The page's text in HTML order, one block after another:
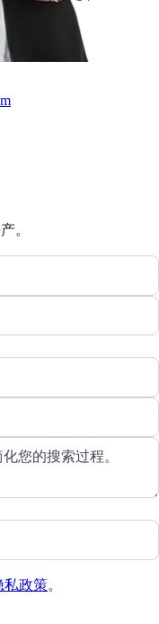
。
私政策。